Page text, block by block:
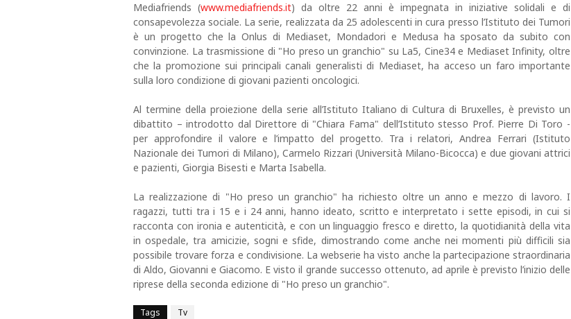
Mediafriends (www.mediafriends.it) da oltre 22 anni è impegnata in iniziative solidali e di
consapevolezza sociale. La serie, realizzata da 25 adolescenti in cura presso l’Istituto dei Tumori
è un progetto che la Onlus di Mediaset, Mondadori e Medusa ha sposato da subito con
convinzione. La trasmissione di "Ho preso un granchio" su La5, Cine34 e Mediaset Infinity, oltre
che la promozione sui principali canali generalisti di Mediaset, ha acceso un faro importante
sulla loro condizione di giovani pazienti oncologici.
Al termine della proiezione della serie all’Istituto Italiano di Cultura di Bruxelles, è previsto un
dibattito – introdotto dal Direttore di "Chiara Fama" dell’Istituto stesso Prof. Pierre Di Toro -
per approfondire il valore e l’impatto del progetto. Tra i relatori, Andrea Ferrari (Istituto
Nazionale dei Tumori di Milano), Carmelo Rizzari (Università Milano-Bicocca) e due giovani attrici
e pazienti, Giorgia Bisesti e Marta Isabella.
La realizzazione di "Ho preso un granchio" ha richiesto oltre un anno e mezzo di lavoro. I
ragazzi, tutti tra i 15 e i 24 anni, hanno ideato, scritto e interpretato i sette episodi, in cui si
racconta con ironia e autenticità, e con un linguaggio fresco e diretto, la quotidianità della vita
in ospedale, tra amicizie, sogni e sfide, dimostrando come anche nei momenti più difficili sia
possibile trovare forza e condivisione. La webserie ha visto anche la partecipazione straordinaria
di Aldo, Giovanni e Giacomo. E visto il grande successo ottenuto, ad aprile è previsto l’inizio delle
riprese della seconda edizione di "Ho preso un granchio".
Tags Tv